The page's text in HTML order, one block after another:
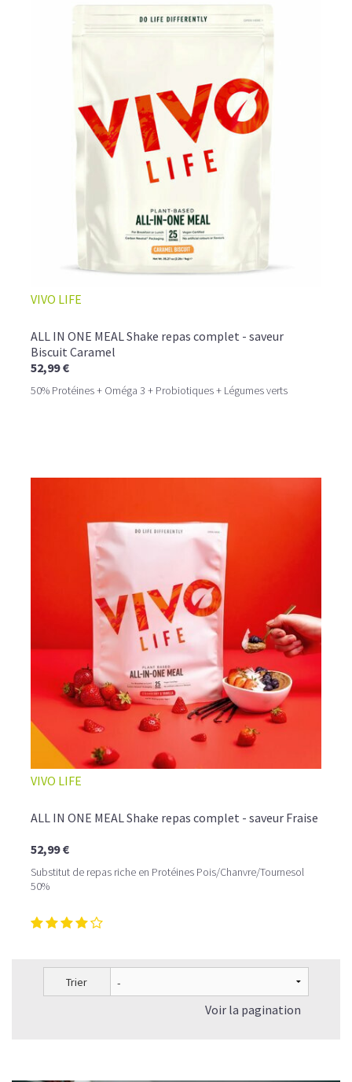
VIVO LIFE
ALL IN ONE MEAL Shake repas complet - saveur
Biscuit Caramel
52,99 €
50% Protéines + Oméga 3 + Probiotiques + Légumes verts
VIVO LIFE
ALL IN ONE MEAL Shake repas complet - saveur Fraise
52,99 €
Substitut de repas riche en Protéines Pois/Chanvre/Tournesol
50%
Trier
Voir la pagination